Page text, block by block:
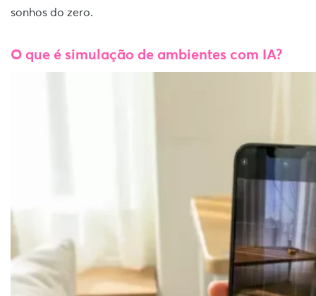
sonhos do zero.
O que é simulação de ambientes com IA?